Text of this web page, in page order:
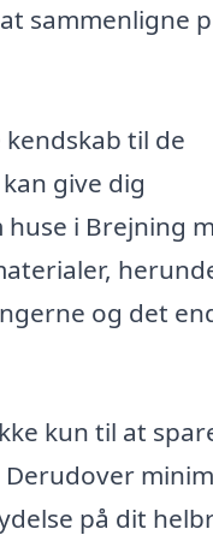
sammenligne
til de
give dig
i Brejning
og det
kun til at
på dit